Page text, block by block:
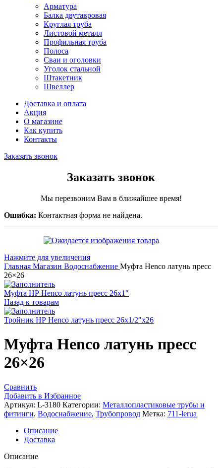
Арматура
Балка двутавровая
Круглая труба
Листовой металл
Профильная труба
Полоса
Сваи и оголовки
Уголок стальной
Штакетник
Швеллер
Доставка и оплата
Акция
О магазине
Как купить
Контакты
Заказать звонок
Заказать звонок
Мы перезвоним Вам в ближайшее время!
Ошибка: Контактная форма не найдена.
Нажмите для увеличения
Главная Магазин Водоснабжение Муфта Henco латунь пресс
26×26
Муфта НР Henco латунь пресс 26x1"
Назад к товарам
Тройник НР Henco латунь пресс 26x1/2"x26
Муфта Henco латунь пресс
26×26
Сравнить
Добавить в Избранное
Артикул: L-3180 Категории: Металлопластиковые трубы и
фитинги, Водоснабжение, Трубопровод Метка: 711-lerua
Описание
Доставка
Описание